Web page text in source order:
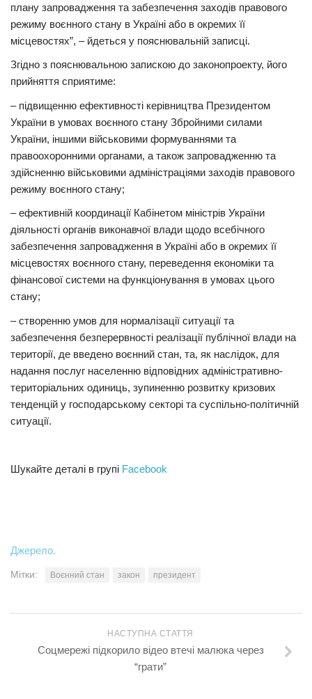
плану запровадження та забезпечення заходів правового
режиму воєнного стану в Україні або в окремих її
місцевостях”, – йдеться у пояснювальній записці.
Згідно з пояснювальною запискою до законопроекту, його
прийняття сприятиме:
– підвищенню ефективності керівництва Президентом
України в умовах воєнного стану Збройними силами
України, іншими військовими формуваннями та
правоохоронними органами, а також запровадженню та
здійсненню військовими адміністраціями заходів правового
режиму воєнного стану;
– ефективній координації Кабінетом міністрів України
діяльності органів виконавчої влади щодо всебічного
забезпечення запровадження в Україні або в окремих її
місцевостях воєнного стану, переведення економіки та
фінансової системи на функціонування в умовах цього
стану;
– створенню умов для нормалізації ситуації та
забезпечення безперервності реалізації публічної влади на
території, де введено воєнний стан, та, як наслідок, для
надання послуг населенню відповідних адміністративно-
територіальних одиниць, зупиненню розвитку кризових
тенденцій у господарському секторі та суспільно-політичній
ситуації.
Шукайте деталі в групі Facebook
Джерело.
Мітки: Воєнний стан закон президент
НАСТУПНА СТАТТЯ
Соцмережі підкорило відео втечі малюка через
“грати”